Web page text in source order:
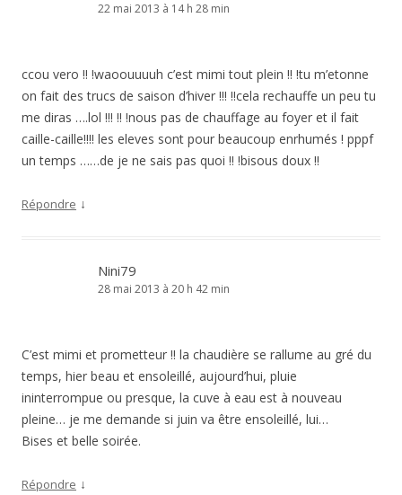
22 mai 2013 à 14 h 28 min
ccou vero !! !waoouuuuh c’est mimi tout plein !! !tu m’etonne
on fait des trucs de saison d’hiver !!! !!cela rechauffe un peu tu
me diras ….lol !!! !! !nous pas de chauffage au foyer et il fait
caille-caille!!!! les eleves sont pour beaucoup enrhumés ! pppf
un temps ……de je ne sais pas quoi !! !bisous doux !!
Répondre ↓
Nini79
28 mai 2013 à 20 h 42 min
C’est mimi et prometteur !! la chaudière se rallume au gré du
temps, hier beau et ensoleillé, aujourd’hui, pluie
ininterrompue ou presque, la cuve à eau est à nouveau
pleine… je me demande si juin va être ensoleillé, lui…
Bises et belle soirée.
Répondre ↓